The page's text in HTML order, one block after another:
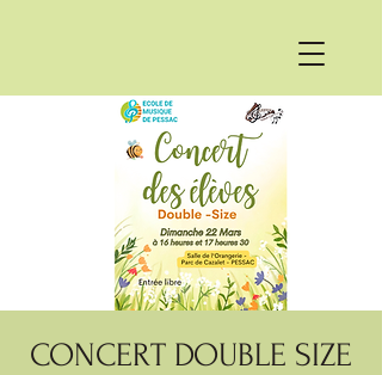
CONCERT DOUBLE SIZE